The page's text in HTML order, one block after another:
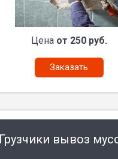
Цена от 250 руб.
Заказать
Грузчики вывоз